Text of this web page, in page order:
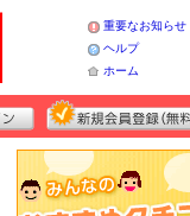
重要なお知らせ
ヘルプ
ホーム